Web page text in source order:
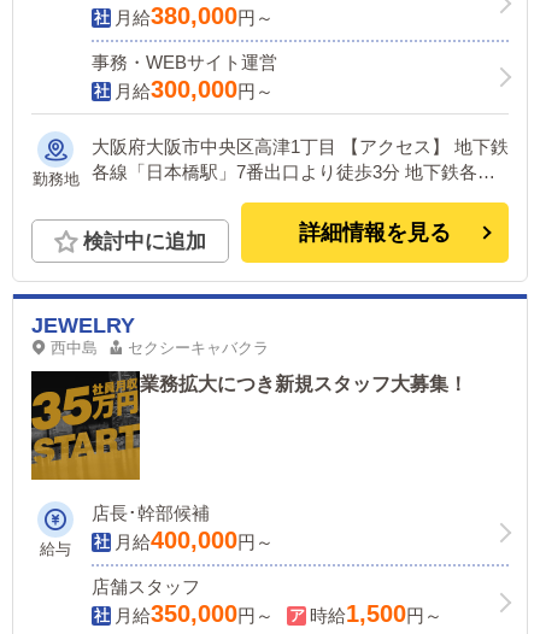
月給380,000円～
事務・WEBサイト運営
月給300,000円～
勤務地
大阪府大阪市中央区高津1丁目 【アクセス】 地下鉄
各線「日本橋駅」7番出口より徒歩3分 地下鉄各線
「谷町九丁目駅」2番出口より徒歩3分
検討中に追加 詳細情報を見る
JEWELRY
西中島 セクシーキャバクラ
業務拡大につき新規スタッフ大募集！
給与
店長･幹部候補
月給400,000円～
店舗スタッフ
月給350,000円～ 時給1,500円～